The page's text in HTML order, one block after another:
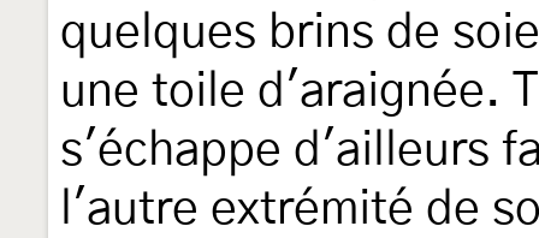
quelques brins de
une toile d'araignée.
s'échappe d'ailleurs
l'autre extrémité de